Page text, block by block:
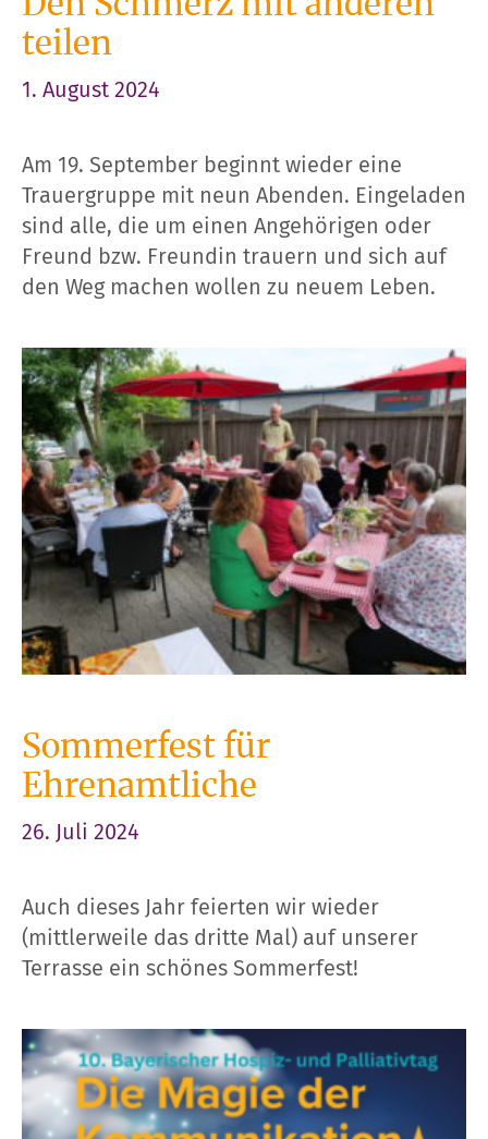
teilen
1. August 2024
Am 19. September beginnt wieder eine
Trauergruppe mit neun Abenden. Eingeladen
sind alle, die um einen Angehörigen oder
Freund bzw. Freundin trauern und sich auf
den Weg machen wollen zu neuem Leben.
Sommerfest für
Ehrenamtliche
26. Juli 2024
Auch dieses Jahr feierten wir wieder
(mittlerweile das dritte Mal) auf unserer
Terrasse ein schönes Sommerfest!